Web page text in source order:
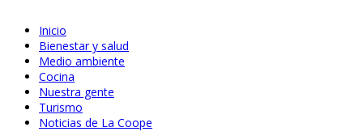
Inicio
Bienestar y salud
Medio ambiente
Cocina
Nuestra gente
Turismo
Noticias de La Coope